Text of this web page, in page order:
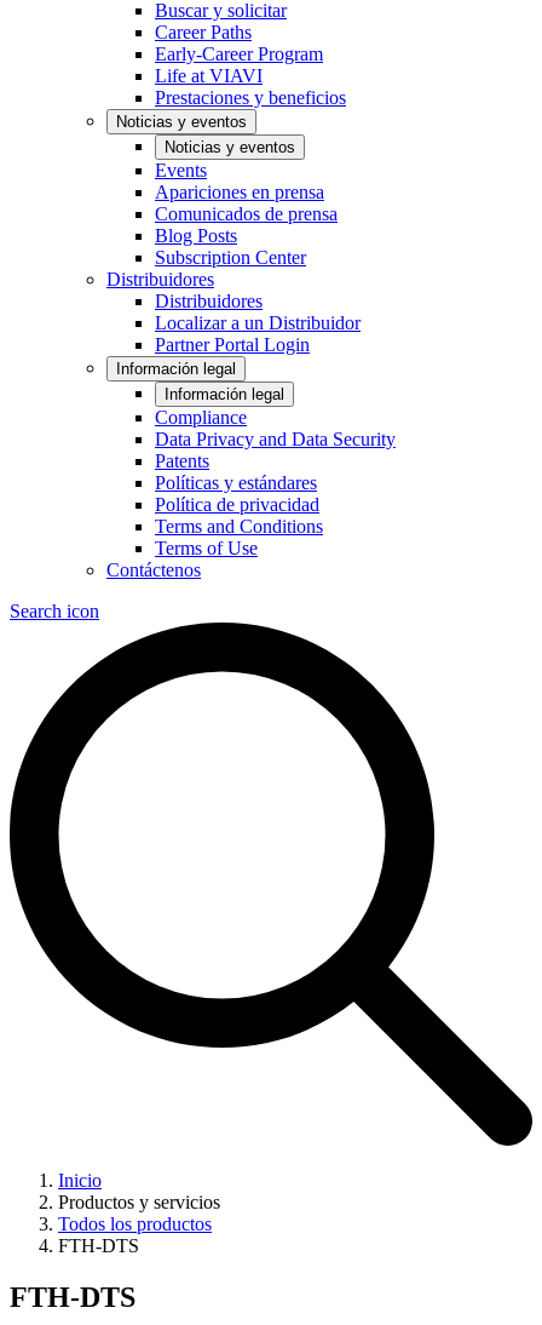
Buscar y solicitar
Career Paths
Early-Career Program
Life at VIAVI
Prestaciones y beneficios
Noticias y eventos
Noticias y eventos
Events
Apariciones en prensa
Comunicados de prensa
Blog Posts
Subscription Center
Distribuidores
Distribuidores
Localizar a un Distribuidor
Partner Portal Login
Información legal
Información legal
Compliance
Data Privacy and Data Security
Patents
Políticas y estándares
Política de privacidad
Terms and Conditions
Terms of Use
Contáctenos
Search icon
Inicio
Productos y servicios
Todos los productos
FTH-DTS
FTH-DTS